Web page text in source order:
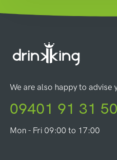
We are also happy to advise
09401 91 31
Mon - Fri 09:00 to 17:00